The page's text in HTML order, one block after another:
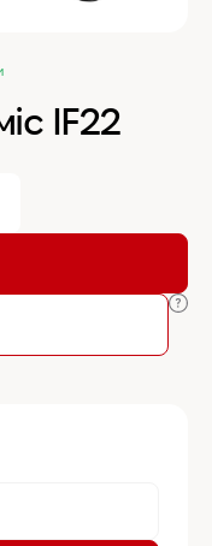
піч газова iCombi
IF22